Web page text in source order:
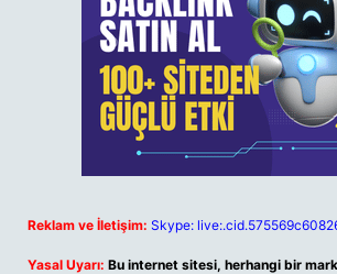
Reklam ve İletişim: Skype:
Yasal Uyarı: Bu internet sitesi, herhangi bir